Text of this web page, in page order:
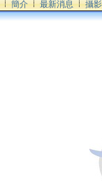
簡介 最新消息 攝